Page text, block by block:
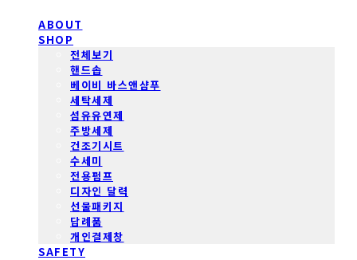
ABOUT
SHOP
전체보기
핸드솝
베이비 바스앤샴푸
세탁세제
섬유유연제
주방세제
건조기시트
수세미
전용펌프
디자인 달력
선물패키지
답례품
개인결제창
SAFETY